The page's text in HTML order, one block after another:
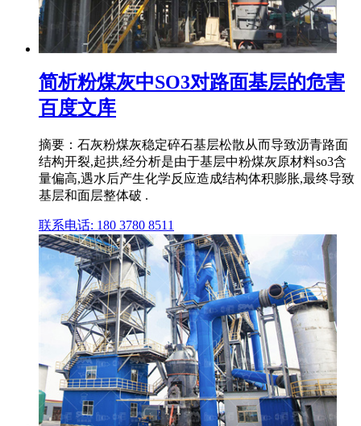
简析粉煤灰中SO3对路面基层的危害
百度文库
摘要：石灰粉煤灰稳定碎石基层松散从而导致沥青路面
结构开裂,起拱,经分析是由于基层中粉煤灰原材料so3含
量偏高,遇水后产生化学反应造成结构体积膨胀,最终导致
基层和面层整体破 .
联系电话: 180 3780 8511